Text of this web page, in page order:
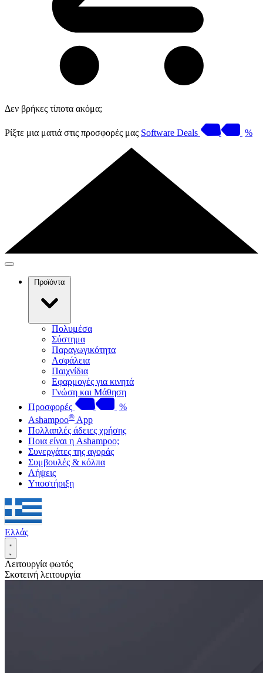
Δεν βρήκες τίποτα ακόμα;
Ρίξτε μια ματιά στις προσφορές μας Software Deals %
Προϊόντα
Πολυμέσα
Σύστημα
Παραγωγικότητα
Ασφάλεια
Παιχνίδια
Εφαρμογές για κινητά
Γνώση και Μάθηση
Προσφορές
%
Ashampoo® App
Πολλαπλές άδειες χρήσης
Ποια είναι η Ashampoo;
Συνεργάτες της αγοράς
Συμβουλές & κόλπα
Λήψεις
Υποστήριξη
Ελλάς
Λειτουργία φωτός
Σκοτεινή λειτουργία